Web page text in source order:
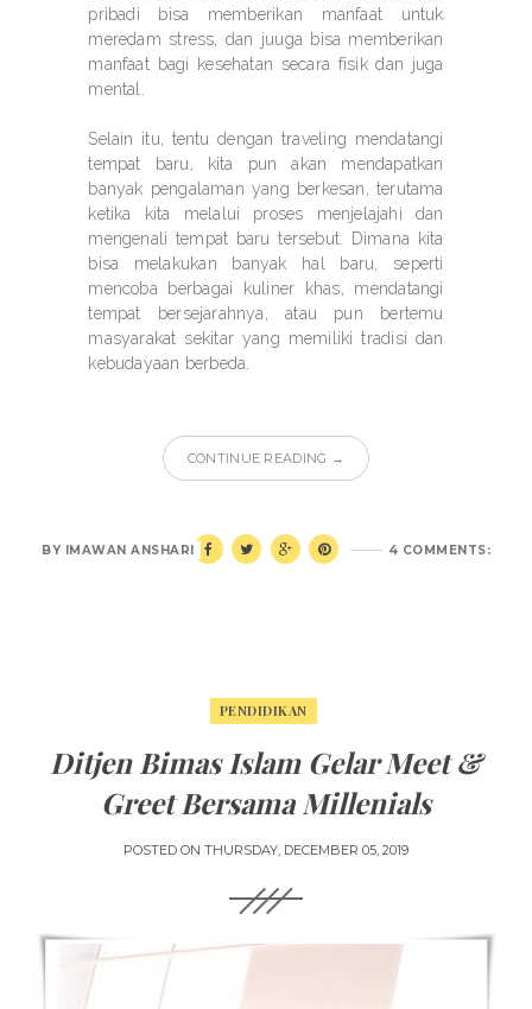
pribadi bisa memberikan manfaat untuk
meredam stress, dan juuga bisa memberikan
manfaat bagi kesehatan secara fisik dan juga
mental.
Selain itu, tentu dengan traveling mendatangi
tempat baru, kita pun akan mendapatkan
banyak pengalaman yang berkesan, terutama
ketika kita melalui proses menjelajahi dan
mengenali tempat baru tersebut. Dimana kita
bisa melakukan banyak hal baru, seperti
mencoba berbagai kuliner khas, mendatangi
tempat bersejarahnya, atau pun bertemu
masyarakat sekitar yang memiliki tradisi dan
kebudayaan berbeda.
CONTINUE READING →
4 COMMENTS:
BY IMAWAN ANSHARI
PENDIDIKAN
Ditjen Bimas Islam Gelar Meet &
Greet Bersama Millenials
POSTED ON THURSDAY, DECEMBER 05, 2019